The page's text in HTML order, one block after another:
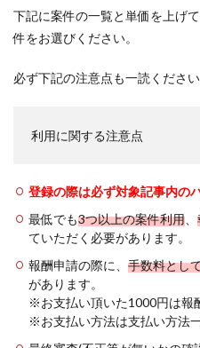
下記に案件の一覧と単価を上げ
件をお選びください。
必ず下記の注意点も一読ください
利用に関する注意点
登録の際は必ず対象記事内の
最低でも3つ以上の案件利用
ていただく必要があります。
報酬申請の際に、 手数料とし
があります。
※お支払い頂いた1000円は報
※お支払い方法は支払い方法